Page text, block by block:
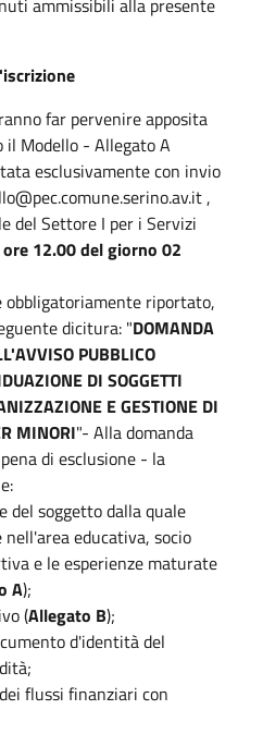
far pervenire apposita
il Modello - Allegato A
esclusivamente con invio
,
del Settore I per i Servizi
12.00 del giorno 02
obbligatoriamente riportato,
dicitura: "DOMANDA
PUBBLICO
DI SOGGETTI
E GESTIONE DI
MINORI"- Alla domanda
di esclusione - la
del soggetto dalla quale
educativa, socio
e le esperienze maturate
A);
(Allegato B);
d'identità del
flussi finanziari con